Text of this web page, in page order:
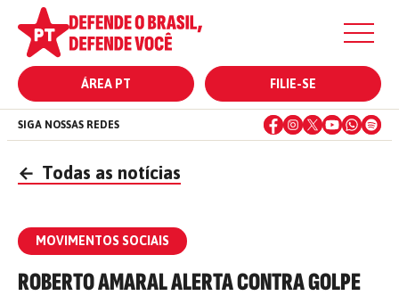
ÁREA PT FILIE-SE
SIGA NOSSAS REDES
← Todas as notícias
MOVIMENTOS SOCIAIS
ROBERTO AMARAL ALERTA CONTRA GOLPE